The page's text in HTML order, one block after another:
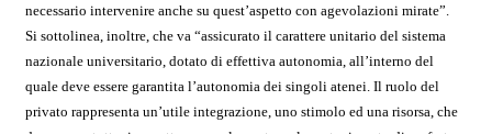
necessario intervenire anche su quest’aspetto con agevolazioni mirate”.
Si sottolinea, inoltre, che va “assicurato il carattere unitario del sistema
nazionale universitario, dotato di effettiva autonomia, all’interno del
quale deve essere garantita l’autonomia dei singoli atenei. Il ruolo del
privato rappresenta un’utile integrazione, uno stimolo ed una risorsa, che